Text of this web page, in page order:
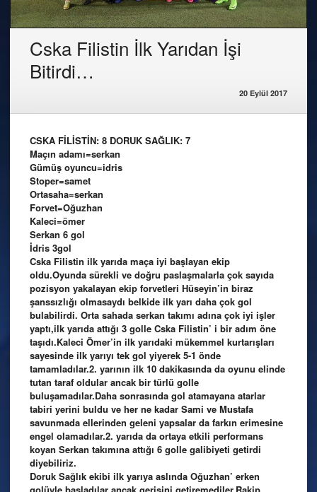
Cska Filistin İlk Yarıdan İşi
Bitirdi…
20 Eylül 2017
CSKA FİLİSTİN: 8 DORUK SAĞLIK: 7
Maçın adamı=serkan
Gümüş oyuncu=idris
Stoper=samet
Ortasaha=serkan
Forvet=Oğuzhan
Kaleci=ömer
Serkan 6 gol
İdris 3gol
Cska Filistin ilk yarıda maça iyi başlayan ekip
oldu.Oyunda sürekli ve doğru paslaşmalarla çok sayıda
pozisyon yakalayan ekip forvetleri Hüseyin’in biraz
şanssızlığı olmasaydı belkide ilk yarı daha çok gol
bulabilirdi. Orta sahada serkan takımı adına çok iyi işler
yaptı,ilk yarıda attığı 3 golle Cska Filistin’ i bir adım öne
taşıdı.Kaleci Ömer’in ilk yarıdaki mükemmel kurtarışları
sayesinde ilk yarıyı tek gol yiyerek 5-1 önde
tamamladılar.2. yarının ilk 10 dakikasında da oyunu elinde
tutan taraf oldular ancak bir türlü golle
buluşamadılar.Daha sonrasında gol atamayana atarlar
tabiri yerini buldu ve her ne kadar Sami ve Mustafa
savunmada ellerinden geleni yapsalar da farkın erimesine
engel olamadılar.2. yarıda da ortaya etkili performans
koyan Serkan takımına attığı 6 golle galibiyeti getirdi
diyebiliriz.
Doruk Sağlık ekibi ilk yarıya aslında Oğuzhan’ erken